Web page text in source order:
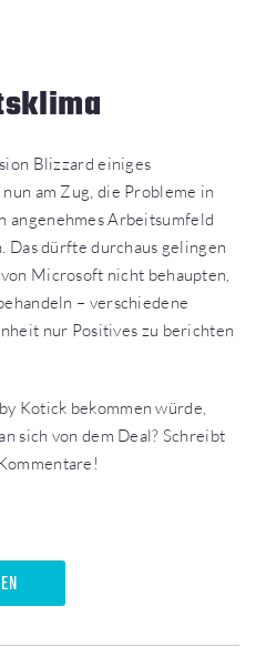
Blizzard einiges
am Zug, die Probleme in
angenehmes Arbeitsumfeld
dürfte durchaus gelingen
Microsoft nicht behaupten,
– verschiedene
nur Positives zu berichten
Kotick bekommen würde,
sich von dem Deal? Schreibt